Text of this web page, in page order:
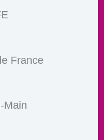
France
Main